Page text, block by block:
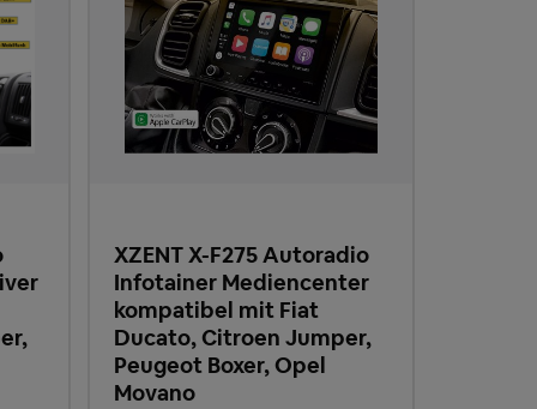
XZENT X-F275 Autoradio
Infotainer Mediencenter
kompatibel mit Fiat
Ducato, Citroen Jumper,
Peugeot Boxer, Opel
Movano